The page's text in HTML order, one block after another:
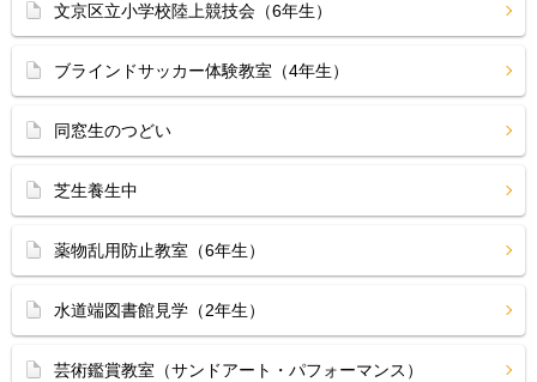
文京区立小学校陸上競技会（6年生）
ブラインドサッカー体験教室（4年生）
同窓生のつどい
芝生養生中
薬物乱用防止教室（6年生）
水道端図書館見学（2年生）
芸術鑑賞教室（サンドアート・パフォーマンス）